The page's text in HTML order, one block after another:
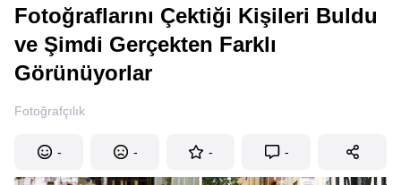
Fotoğraflarını Çektiği Kişileri Buldu
ve Şimdi Gerçekten Farklı
Görünüyorlar
Fotoğrafçılık
- - - -